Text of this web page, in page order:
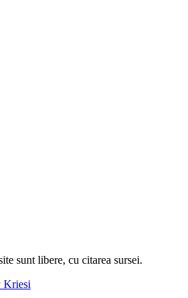
sunt libere, cu citarea sursei.
Kriesi